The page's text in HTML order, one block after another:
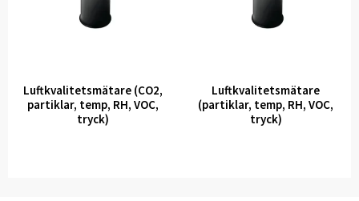
Luftkvalitetsmätare (CO2,
partiklar, temp, RH, VOC,
tryck)
Luftkvalitetsmätare
(partiklar, temp, RH, VOC,
tryck)